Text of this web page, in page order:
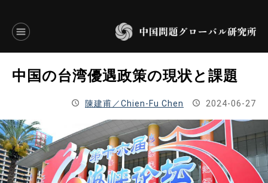
言語別アーカイブ
JAPANESE
基本操作
トップページ
中国の台湾優遇政策の現状と課題
陳建甫／Chien-Fu Chen 2024-06-27